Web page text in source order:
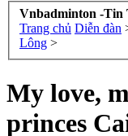
Vnbadminton -Tin
Trang chủ Diễn đàn
Lông >
My love,
princes